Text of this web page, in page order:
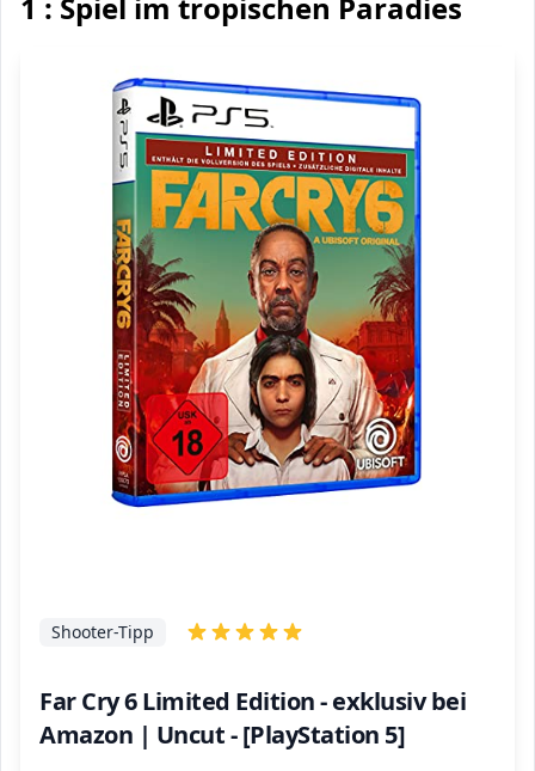
Far Cry 6 Limited Edition - exklusiv bei
Amazon | Uncut - [PlayStation 5]
Shooter-Tipp